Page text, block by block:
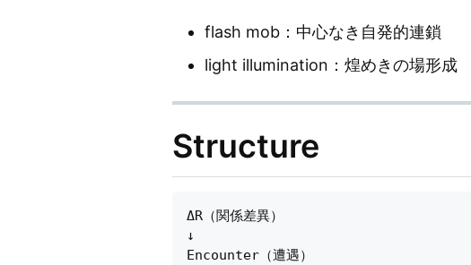
flash mob：中心なき自発的連鎖
light illumination：煌めきの場形成
Structure
ΔR（関係差異）
↓
Encounter（遭遇）